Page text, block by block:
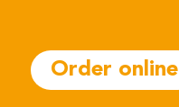
Order online